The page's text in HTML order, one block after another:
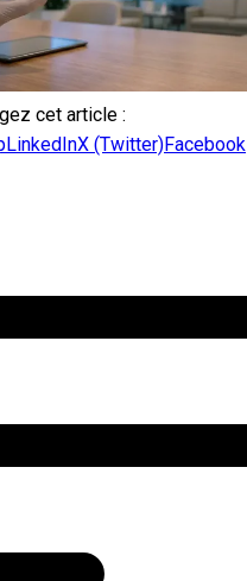
cet article :
LinkedInX (Twitter)Facebook